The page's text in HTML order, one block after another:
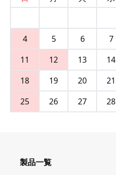
4
5 6 7
11
12 13 14
18
19 20 21
25
26 27 28
製品一覧